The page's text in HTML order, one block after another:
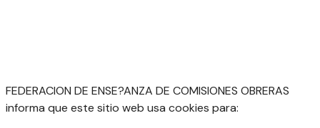
FEDERACION DE ENSE?ANZA DE COMISIONES OBRERAS
informa que este sitio web usa cookies para: